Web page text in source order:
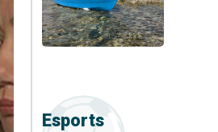
Esports